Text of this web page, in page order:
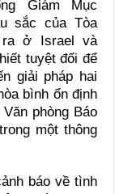
Giám Mục
sắc của Tòa
ra ở Israel và
tuyệt đối để
giải pháp hai
bình ổn định
phòng Báo
một thông
báo về tình